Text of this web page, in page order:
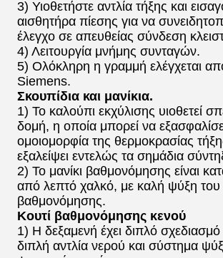
3) Υιοθετήστε αντλία τήξης και
αισθητήρα πίεσης για να
έλεγχο σε απευθείας σύνδεση
4) Λειτουργία μνήμης συνταγών.
5) Ολόκληρη η γραμμή ελέγχεται
Siemens.
Σκουπίδια και μανίκια.
1) Το καλούπι εκχύλισης υιοθετεί
δομή, η οποία μπορεί να
ομοιομορφία της θερμοκρασίας
εξαλείψει εντελώς τα σημάδια
2) Το μανίκι βαθμονόμησης είναι
από λεπτό χαλκό, με καλή ψύξη του
βαθμονόμησης.
Κουτί βαθμονόμησης κενού
1) Η δεξαμενή έχει διπλό
διπλή αντλία νερού και σύστημα